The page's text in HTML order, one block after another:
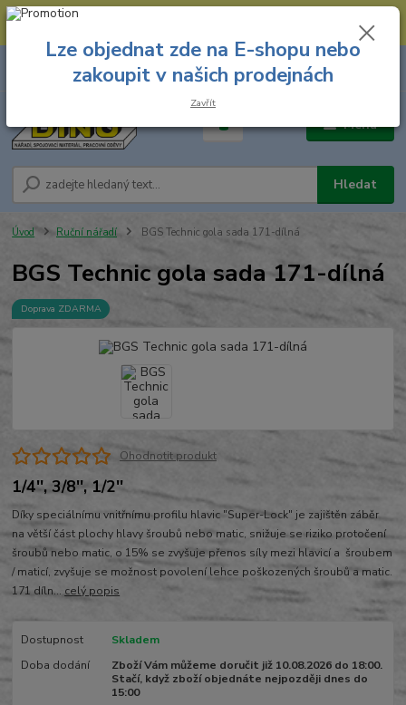
--- Spojovací materiál: 774 431 045 --- Prodejna nářadí: 731 449 423 --
Menu
Hledat
8.00 hod. - 16.00 hod.
za
Úvod Ruční nářadí BGS Technic gola sada 171-dílná
BGS Technic gola sada 171-dílná
Doprava ZDARMA
Ohodnotit produkt
1/4'', 3/8'', 1/2''
Díky speciálnímu vnitřnímu profilu hlavic "Super-Lock" je zajištěn záběr
na větší část plochy hlavy šroubů nebo matic, snižuje se riziko protočení
šroubů nebo matic, o 15% se zvyšuje přenos síly mezi hlavicí a šroubem
/ maticí, zvyšuje se možnost povolení lehce poškozených šroubů a matic.
171 díln... celý popis
Dostupnost
Skladem
Doba dodání
Zboží Vám můžeme doručit již 10.08.2026 do 18:00.
Stačí, když zboží objednáte nejpozději dnes do
15:00
Lze objednat zde na E-shopu nebo
zakoupit v našich prodejnách
Zavřít